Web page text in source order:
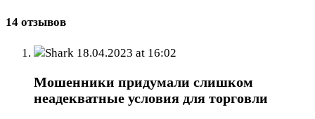
14 отзывов
Shark 18.04.2023 at 16:02
Мошенники придумали слишком
неадекватные условия для торговли